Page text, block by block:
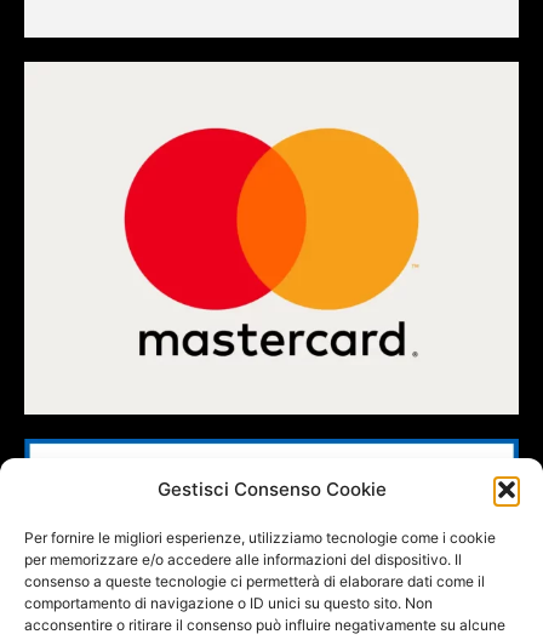
Gestisci Consenso Cookie
Per fornire le migliori esperienze, utilizziamo tecnologie come i cookie
per memorizzare e/o accedere alle informazioni del dispositivo. Il
consenso a queste tecnologie ci permetterà di elaborare dati come il
comportamento di navigazione o ID unici su questo sito. Non
acconsentire o ritirare il consenso può influire negativamente su alcune